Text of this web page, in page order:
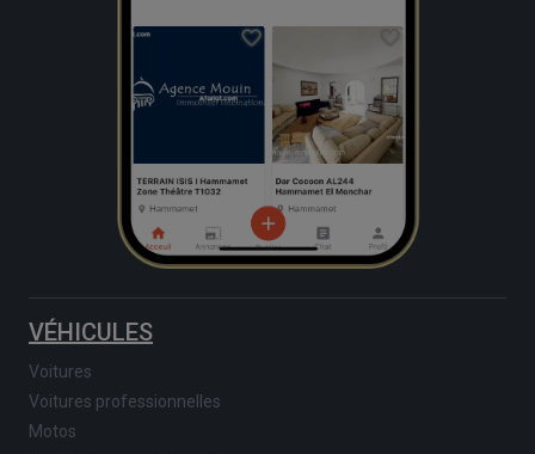
VÉHICULES
Voitures
Voitures professionnelles
Motos